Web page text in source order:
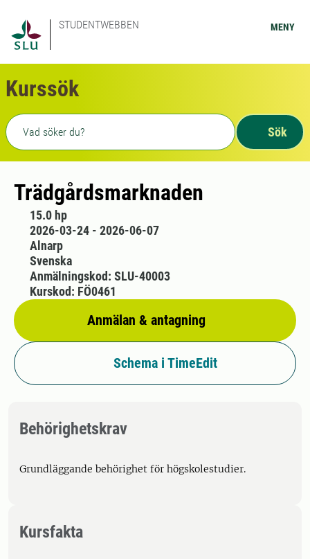
STUDENTWEBBEN MENY
Kurssök
Fritext sökning
Sök
Trädgårdsmarknaden
15.0 hp
2026-03-24 - 2026-06-07
Alnarp
Svenska
Anmälan & antagning
Anmälningskod: SLU-40003
Kurskod: FÖ0461
Schema i TimeEdit
Behörighetskrav
Grundläggande behörighet för högskolestudier.
Kursfakta